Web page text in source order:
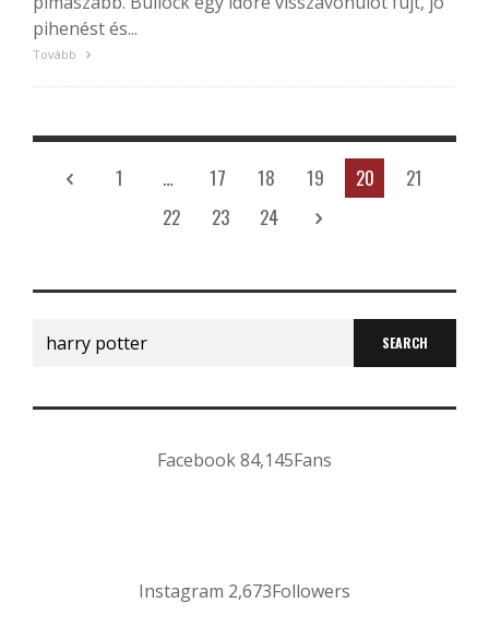
pihenést és...
Tovább
1 … 17 18 19 20
21
22
23 24
Search
for:
Facebook84,145Fans
Instagram 2,673Followers